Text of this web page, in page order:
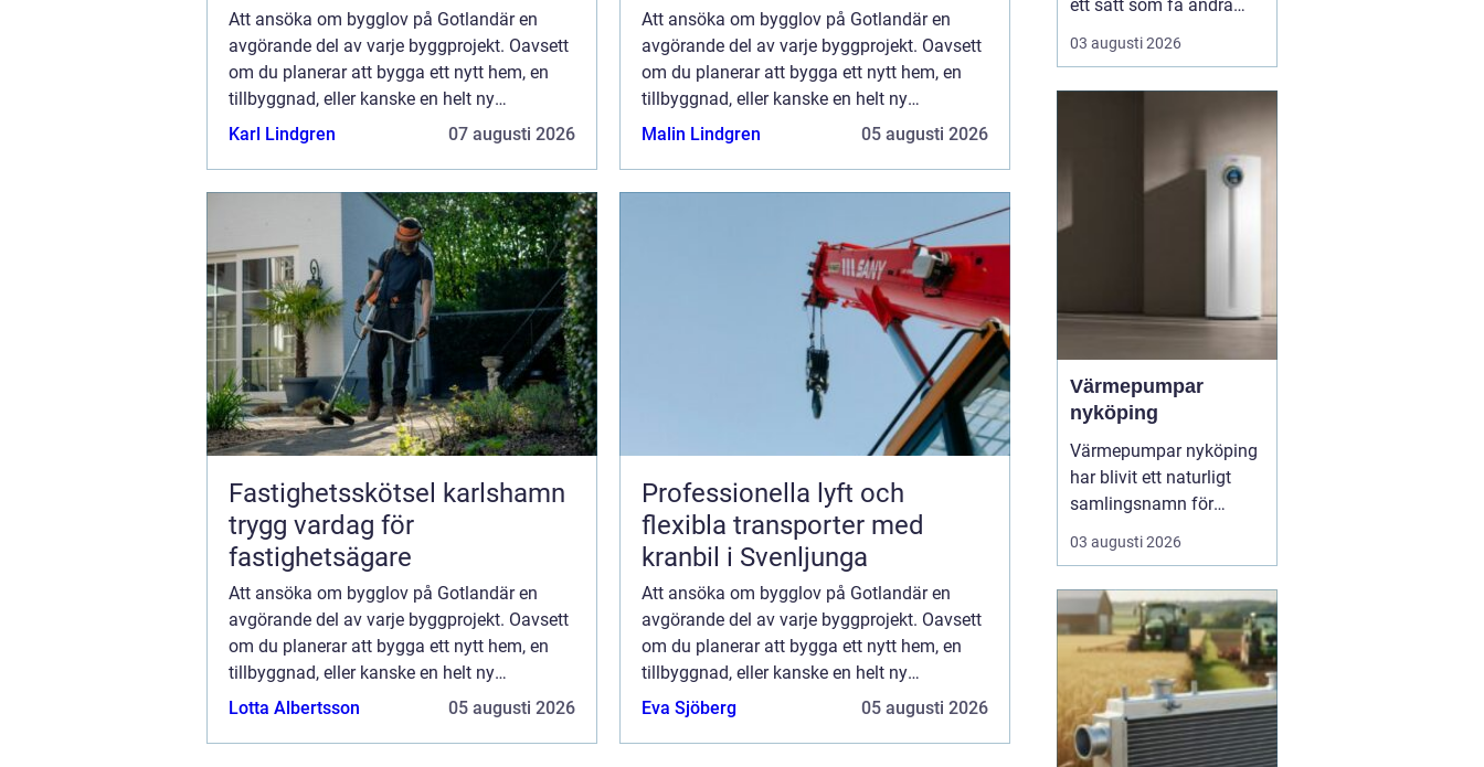
Att ansöka om bygglov på Gotlandär en
avgörande del av varje byggprojekt. Oavsett
om du planerar att bygga ett nytt hem, en
tillbyggnad, eller kanske en helt ny
kommersiell byggnad, är processen att
Karl Lindgren 07 augusti 2026
Att ansöka om bygglov på Gotlandär en
avgörande del av varje byggprojekt. Oavsett
om du planerar att bygga ett nytt hem, en
tillbyggnad, eller kanske en helt ny
kommersiell byggnad, är processen att
Malin Lindgren 05 augusti 2026
Fastighetsskötsel karlshamn
trygg vardag för
fastighetsägare
Att ansöka om bygglov på Gotlandär en
avgörande del av varje byggprojekt. Oavsett
om du planerar att bygga ett nytt hem, en
tillbyggnad, eller kanske en helt ny
kommersiell byggnad, är processen att
Lotta Albertsson 05 augusti 2026
Professionella lyft och
flexibla transporter med
kranbil i Svenljunga
Att ansöka om bygglov på Gotlandär en
avgörande del av varje byggprojekt. Oavsett
om du planerar att bygga ett nytt hem, en
tillbyggnad, eller kanske en helt ny
kommersiell byggnad, är processen att
Eva Sjöberg 05 augusti 2026
ett sätt som få andra
växter gör. De skapar
rum, ger skugga, dämpar
Samtidigt bär de våra
blomning, fruktsättning,
03 augusti 2026
Värmepumpar
nyköping
Värmepumpar nyköping
har blivit ett naturligt
samlingsnamn för
husägare som vill
kombinera lägre
högre komfort och lägre
klimatpåverkan. Många
villor i området har äldre
elpannor, olja eller
direktverkande el, och
många ser hur en...
03 augusti 2026